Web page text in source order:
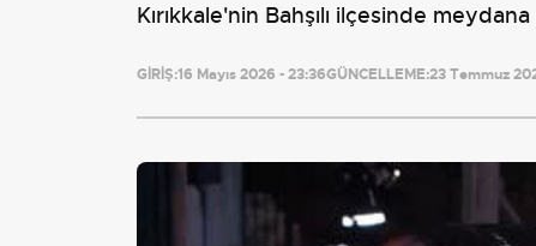
Kırıkkale'nin Bahşılı ilçesinde
GİRİŞ:16 Mayıs 2026 - 23:36GÜNCELLEME:23 Temmuz